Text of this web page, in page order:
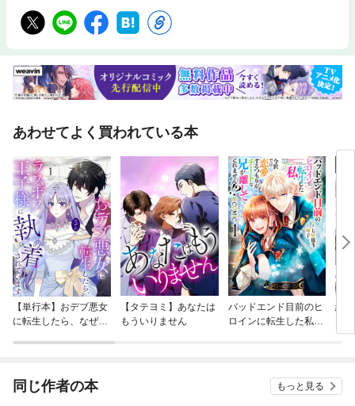
あわせてよく買われている本
【単行本】おデブ悪女
に転生したら、なぜか
【タテヨミ】あなたは
もういりません
バッドエンド目前のヒ
ロインに転生した私、
結
同じ作者の本 もっと見る